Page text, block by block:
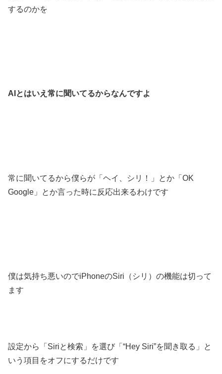
するのかを
AIとはいえ常に聞いてるからなんですよ
常に聞いてるから僕らが「ヘイ、シリ！」とか「OK
Google」とか言った時に反応出来るわけです
僕は気持ち悪いのでiPhoneのSiri（シリ）の機能は切って
ます
設定から「Siriと検索」を選び「“Hey Siri”を聞き取る」と
いう項目をオフにするだけです